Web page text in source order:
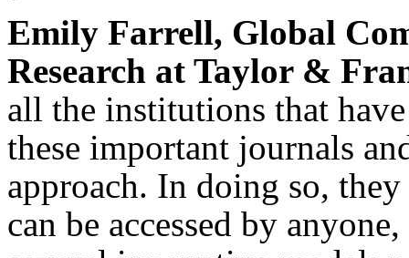
Emily Farrell, Global
Research at Taylor &
all the institutions that
these important journals
approach. In doing so,
can be accessed by